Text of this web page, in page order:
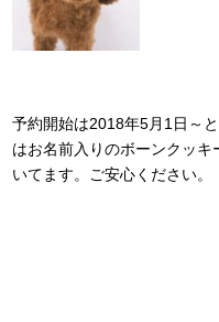
予約開始は2018年5月1日～
はお名前入りのボーンクッ
いてます。ご安心ください。